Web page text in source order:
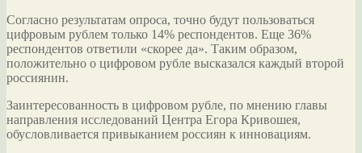
Согласно результатам опроса, точно будут пользоваться
цифровым рублем только 14% респондентов. Еще 36%
респондентов ответили «скорее да». Таким образом,
положительно о цифровом рубле высказался каждый второй
россиянин.
Заинтересованность в цифровом рубле, по мнению главы
направления исследований Центра Егора Кривошея,
обусловливается привыканием россиян к инновациям.